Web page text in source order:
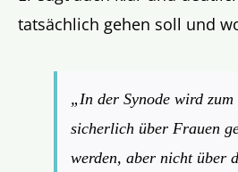
tatsächlich gehen soll und
„In der Synode wird
sicherlich über Frauen
werden, aber nicht über